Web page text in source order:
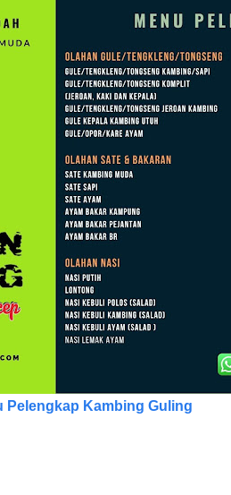
Pelengkap Kambing Guling